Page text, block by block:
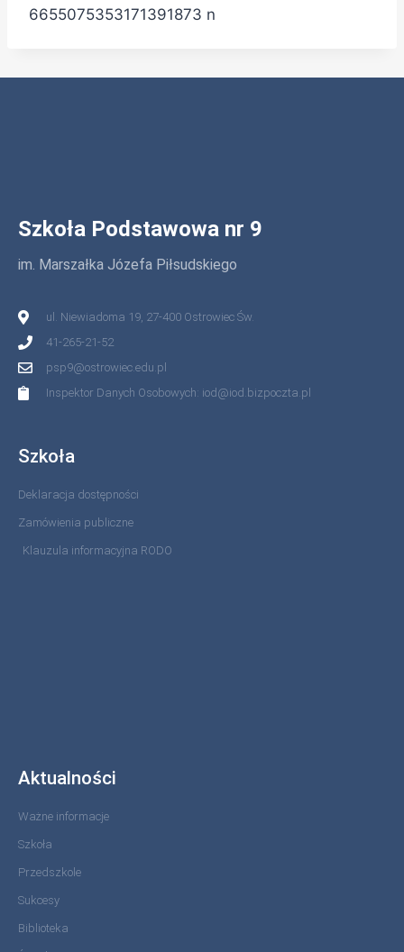
6655075353171391873 n
Szkoła Podstawowa nr 9
im. Marszałka Józefa Piłsudskiego
ul. Niewiadoma 19, 27-400 Ostrowiec Św.
41-265-21-52
psp9@ostrowiec.edu.pl
Inspektor Danych Osobowych: iod@iod.bizpoczta.pl
Szkoła
Deklaracja dostępności
Zamówienia publiczne
Klauzula informacyjna RODO
Aktualności
Ważne informacje
Szkoła
Przedszkole
Sukcesy
Biblioteka